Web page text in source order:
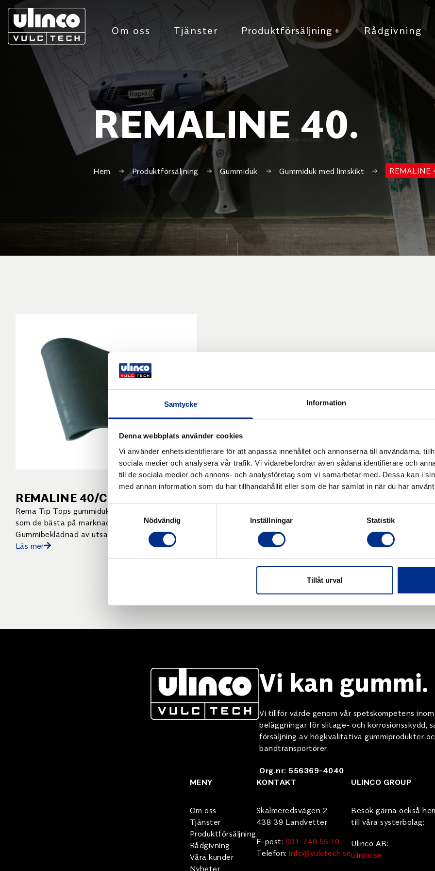
Samtycke Information
Denna webbplats använder cookies
Vi använder enhetsidentifierare för att anpassa innehållet och annonserna till användarna,
sociala medier och analysera vår trafik. Vi vidarebefordrar även sådana identifierare och
till de sociala medier och annons- och analysföretag som vi samarbetar med. Dessa kan i
med annan information som du har tillhandahållit eller som de har samlat in när du har
Nödvändig
Inställningar Statistik
Tillåt urval
Om oss Tjänster Produktförsäljning + Rådgivning
REMALINE 40.
Hem Produktförsäljning Gummiduk Gummiduk med limskikt REMALINE
REMALINE 40/CN
Rema Tip Tops gummidukar är väl vedertagna
som de bästa på marknaden inom slitageskydd.
Gummibeklädnad av utsatta ytor och
komponenter minskar risken för driftstopp och
underhållskostnader avsevärt.
Läs mer
Vi kan gummi.
Vi tillför värde genom vår spetskompetens
beläggningar för slitage- och korrosionsskydd,
försäljning av högkvalitativa gummiprodukter
bandtransportörer.
Org.nr: 556369-4040
MENY
Om oss
Tjänster
Produktförsäljning
Rådgivning
Våra kunder
Nyheter
KONTAKT
Skalmeredsvägen 2
438 39 Landvetter
E-post: 031-748 55 10
Telefon:info@vulctech.se
ULINCO GROUP
Besök gärna också
till våra systerbolag:
Ulinco AB:
ulinco.se